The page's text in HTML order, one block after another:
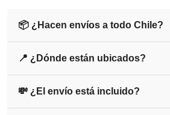
📦 ¿Hacen envíos a todo Chile?
📍 ¿Dónde están ubicados?
💸 ¿El envío está incluido?